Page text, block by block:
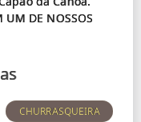
UM DE NOSSOS
CHURRASQUEIRA